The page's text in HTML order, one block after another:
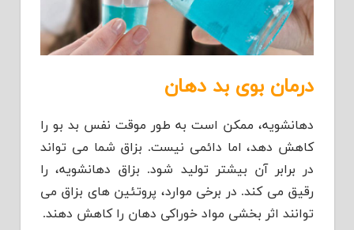
درمان بوی بد دهان
دهانشویه، ممکن است به طور موقت نفس بد بو را
کاهش دهد، اما دائمی نیست. بزاق شما می تواند
در برابر آن بیشتر تولید شود. بزاق دهانشویه، را
رقیق می کند. در برخی موارد، پروتئین های بزاق می
توانند اثر بخشی مواد خوراکی دهان را کاهش دهند.